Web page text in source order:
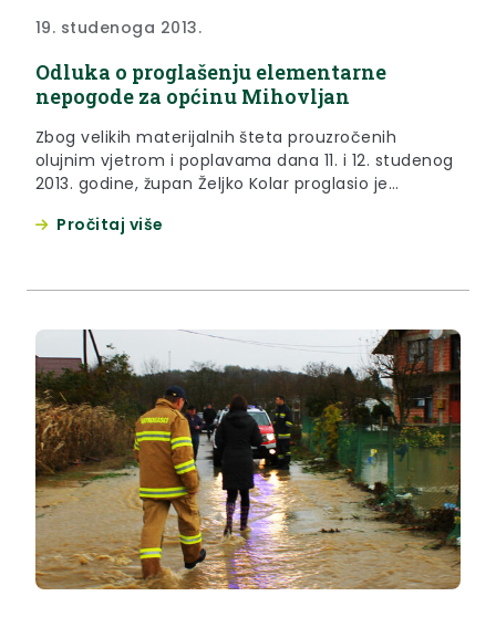
19. studenoga 2013.
Odluka o proglašenju elementarne
nepogode za općinu Mihovljan
Zbog velikih materijalnih šteta prouzročenih
olujnim vjetrom i poplavama dana 11. i 12. studenog
2013. godine, župan Željko Kolar proglasio je
Mihovljan
Pročitaj više